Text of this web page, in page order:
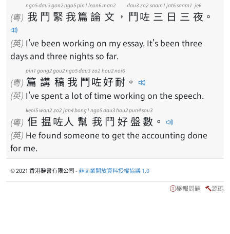
(粵) 我
ngo5
鬥
dau3
緊
gan2
我
ngo5
篇
pin1
論
leon6
文
man2
， 鬥
dau3
咗
zo2
三
saam1
日
jat6
三
saam1
夜
je6
。
(英) I've been working on my essay. It's been three
days and three nights so far.
(粵) 篇
pin1
講
gong2
稿
gou2
我
ngo5
鬥
dau3
咗
zo2
好
hou2
耐
noi6
。
(英) I've spent a lot of time working on the speech.
(粵) 佢
keoi5
揾
wan2
咗
zo2
人
jan4
幫
bong1
我
ngo5
鬥
dau3
好
hou2
盤
pun4
數
sou3
。
(英) He found someone to get the accounting done
for me.
© 2021 香港辭書有限公司 -非商業開放資料授權協議 1.0
舉報問題 源碼